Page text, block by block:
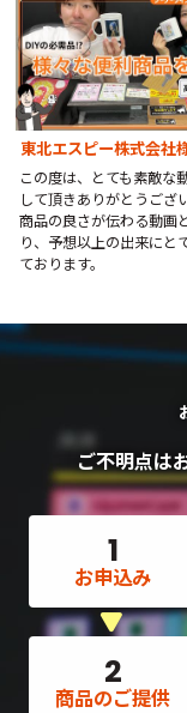
東北エスピー株式会社
この度は、とても素敵な
して頂きありがとうござ
商品の良さが伝わる動画
り、予想以上の出来にと
ております。
ご不明点は
1
お申込み
2
商品のご提供